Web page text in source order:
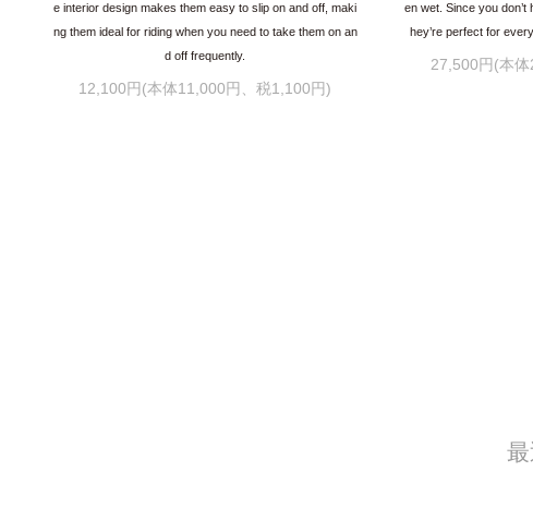
e interior design makes them easy to slip on and off, maki
ng them ideal for riding when you need to take them on an
d off frequently.
12,100円(本体11,000円、税1,100円)
en wet. Since you
hey’re perfect for
27,500円(本